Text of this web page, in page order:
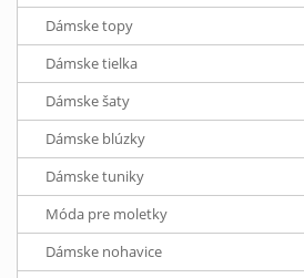
Dámske topy
Dámske tielka
Dámske šaty
Dámske blúzky
Dámske tuniky
Móda pre moletky
Dámske nohavice